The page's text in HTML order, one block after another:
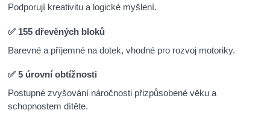
Podporují kreativitu a logické myšlení.
✅ 155 dřevěných bloků
Barevné a příjemné na dotek, vhodné pro rozvoj motoriky.
✅ 5 úrovní obtížnosti
Postupné zvyšování náročnosti přizpůsobené věku a
schopnostem dítěte.